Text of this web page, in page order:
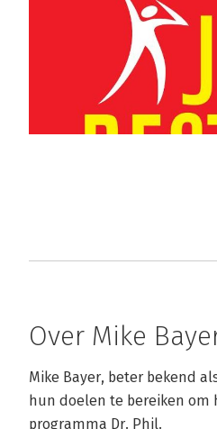
Over Mike
Mike Bayer, beter bekend
hun doelen te bereiken
programma Dr. Phil.